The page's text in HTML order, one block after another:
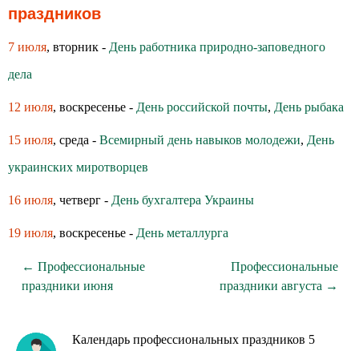
праздников
7 июля, вторник - День работника природно-заповедного
дела
12 июля, воскресенье - День российской почты, День рыбака
15 июля, среда - Всемирный день навыков молодежи, День
украинских миротворцев
16 июля, четверг - День бухгалтера Украины
19 июля, воскресенье - День металлурга
← Профессиональные
праздники июня
Профессиональные
праздники августа →
Календарь профессиональных праздников 5